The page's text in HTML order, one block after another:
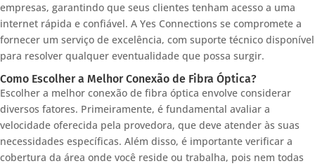
empresas, garantindo que seus clientes tenham acesso a uma
internet rápida e confiável. A Yes Connections se compromete a
fornecer um serviço de excelência, com suporte técnico disponível
para resolver qualquer eventualidade que possa surgir.
Como Escolher a Melhor Conexão de Fibra Óptica?
Escolher a melhor conexão de fibra óptica envolve considerar
diversos fatores. Primeiramente, é fundamental avaliar a
velocidade oferecida pela provedora, que deve atender às suas
necessidades específicas. Além disso, é importante verificar a
cobertura da área onde você reside ou trabalha, pois nem todas